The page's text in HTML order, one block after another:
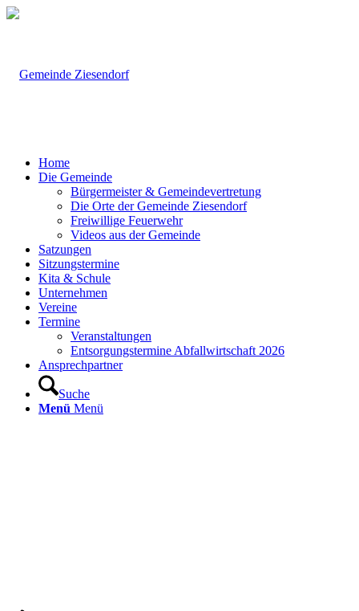
Home
Die Gemeinde
Bürgermeister & Gemeindevertretung
Die Orte der Gemeinde Ziesendorf
Freiwillige Feuerwehr
Videos aus der Gemeinde
Satzungen
Sitzungstermine
Kita & Schule
Unternehmen
Vereine
Termine
Veranstaltungen
Entsorgungstermine Abfallwirtschaft 2026
Ansprechpartner
Suche
Menü Menü